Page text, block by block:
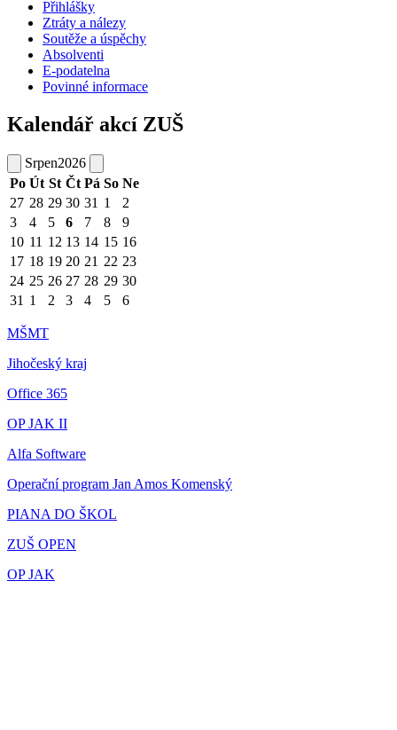
Přihlášky
Ztráty a nálezy
Soutěže a úspěchy
Absolventi
E-podatelna
Povinné informace
Kalendář akcí ZUŠ
Srpen2026
Po Út St Čt Pá So Ne
27 28 29 30 31 1
2
3
4 5 6 7 8
9
10 11 12 13 14 15 16
17 18 19 20 21 22 23
24 25 26 27 28 29 30
31 1 2 3 4 5 6
MŠMT
Jihočeský kraj
Office 365
OP JAK II
Alfa Software
Operační program Jan Amos Komenský
PIANA DO ŠKOL
ZUŠ OPEN
OP JAK